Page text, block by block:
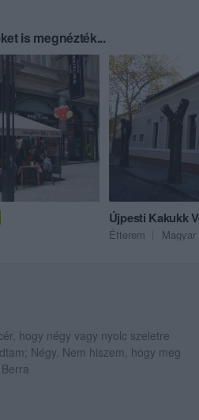
is megnézték...
Újpesti Kakukk
Étterem
hogy négy vagy nyolc szeletre
Négy. Nem hiszem, hogy meg